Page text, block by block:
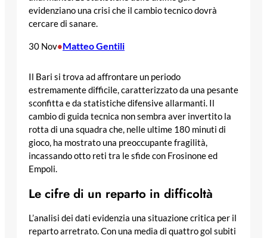
evidenziano una crisi che il cambio tecnico dovrà
cercare di sanare.
30 Nov•Matteo Gentili
Il Bari si trova ad affrontare un periodo
estremamente difficile, caratterizzato da una pesante
sconfitta e da statistiche difensive allarmanti. Il
cambio di guida tecnica non sembra aver invertito la
rotta di una squadra che, nelle ultime 180 minuti di
gioco, ha mostrato una preoccupante fragilità,
incassando otto reti tra le sfide con Frosinone ed
Empoli.
Le cifre di un reparto in difficoltà
L’analisi dei dati evidenzia una situazione critica per il
reparto arretrato. Con una media di quattro gol subiti